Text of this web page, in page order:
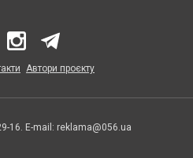
Автори проєкту
16. E-mail: reklama@056.ua